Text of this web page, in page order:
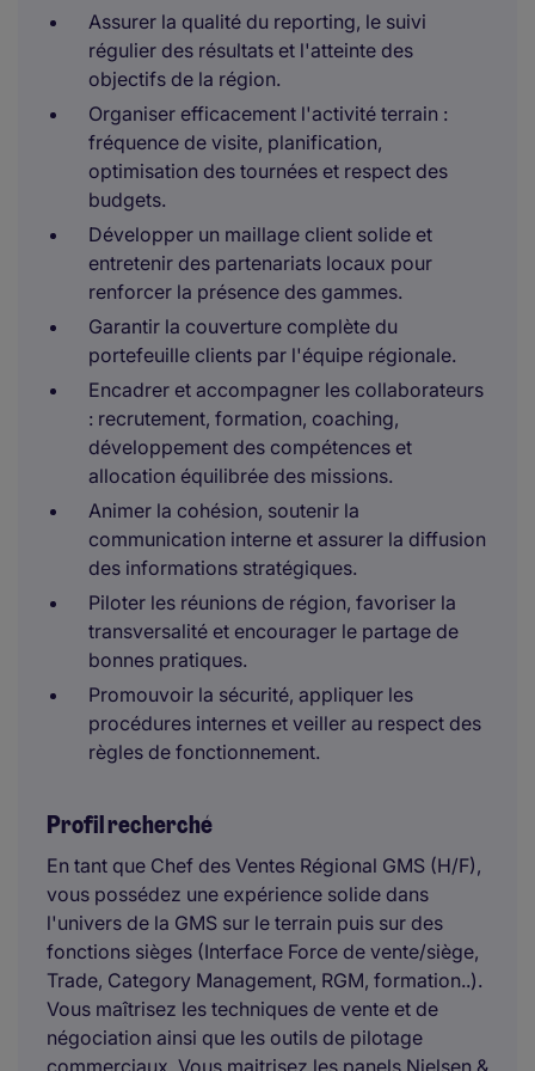
Assurer la qualité du reporting, le suivi
régulier des résultats et l'atteinte des
objectifs de la région.
Organiser efficacement l'activité terrain :
fréquence de visite, planification,
optimisation des tournées et respect des
budgets.
Développer un maillage client solide et
entretenir des partenariats locaux pour
renforcer la présence des gammes.
Garantir la couverture complète du
portefeuille clients par l'équipe régionale.
Encadrer et accompagner les collaborateurs
: recrutement, formation, coaching,
développement des compétences et
allocation équilibrée des missions.
Animer la cohésion, soutenir la
communication interne et assurer la diffusion
des informations stratégiques.
Piloter les réunions de région, favoriser la
transversalité et encourager le partage de
bonnes pratiques.
Promouvoir la sécurité, appliquer les
procédures internes et veiller au respect des
règles de fonctionnement.
Profil recherché
En tant que Chef des Ventes Régional GMS (H/F),
vous possédez une expérience solide dans
l'univers de la GMS sur le terrain puis sur des
fonctions sièges (Interface Force de vente/siège,
Trade, Category Management, RGM, formation..).
Vous maîtrisez les techniques de vente et de
négociation ainsi que les outils de pilotage
commerciaux. Vous maitrisez les panels Nielsen &